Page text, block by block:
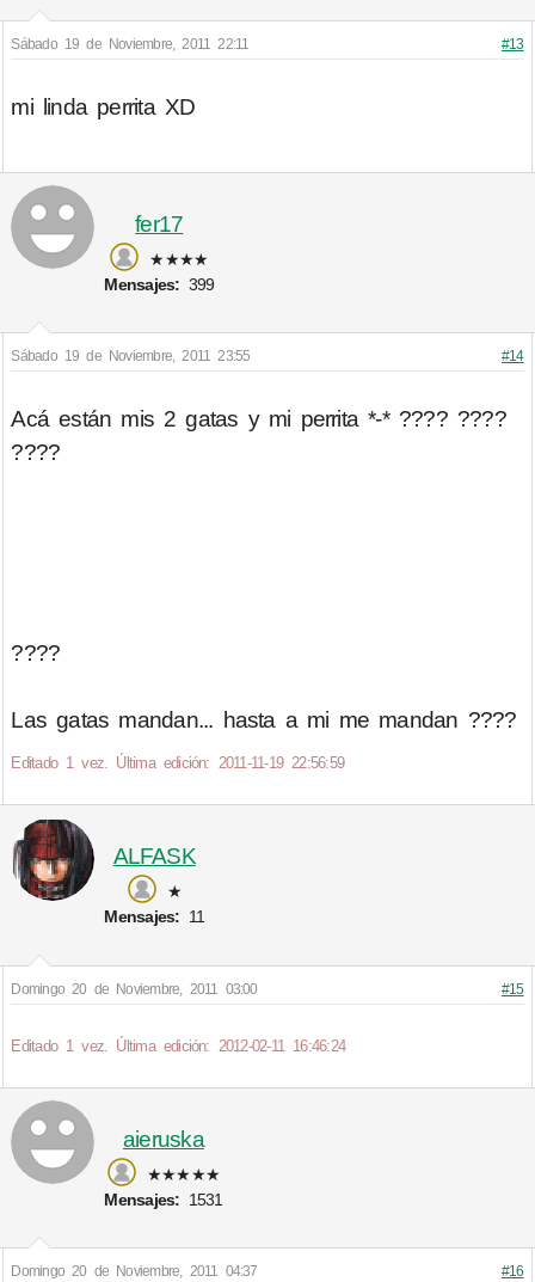
Sábado 19 de Noviembre, 2011 22:11 #13
mi linda perrita XD
fer17
★★★★
Mensajes: 399
Sábado 19 de Noviembre, 2011 23:55 #14
Acá están mis 2 gatas y mi perrita *-* ???? ????
????
????
Las gatas mandan... hasta a mi me mandan ????
Editado 1 vez. Última edición: 2011-11-19 22:56:59
ALFASK
★
Mensajes: 11
Domingo 20 de Noviembre, 2011 03:00 #15
Editado 1 vez. Última edición: 2012-02-11 16:46:24
aieruska
★★★★★
Mensajes: 1531
Domingo 20 de Noviembre, 2011 04:37 #16